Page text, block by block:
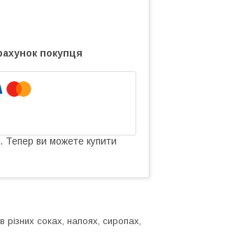
покупця
Тепер ви можете купити
соках, напоях, сиропах,